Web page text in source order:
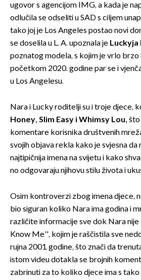
ugovor s agencijom IMG, a kada je
odlučila se odseliti u SAD s ciljem
tako joj je Los Angeles postao novi
se doselila u L. A. upoznala je Luckyja
poznatog modela, s kojim je vrlo brzo
početkom 2020. godine par se i
u Los Angelesu.
Nara i Lucky roditelji su i troje djece,
Honey, Slim Easy i Whimsy Lou,
komentare korisnika društvenih
svojih objava rekla kako je svjesna da
najtipičnija imena na svijetu i kako
no odgovaraju njihovu stilu života i
Osim kontroverzi zbog imena djece,
bio siguran koliko Nara ima godina i
različite informacije sve dok Nara
Know Me'', kojim je raščistila sve
rujna 2001. godine, što znači da
istom videu dotakla se brojnih
zabrinuti za to koliko djece ima s tako